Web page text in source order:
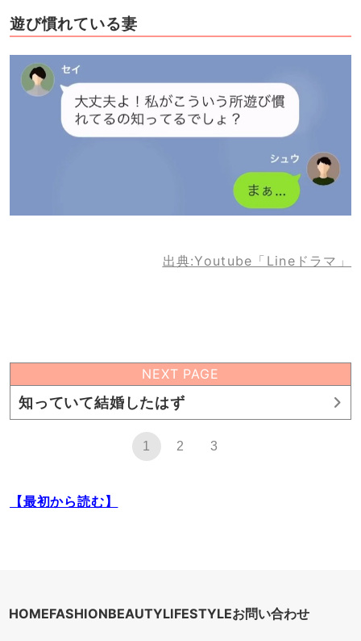
遊び慣れている妻
出典:Youtube「Lineドラマ」
NEXT PAGE
知っていて結婚したはず
1 2 3
【最初から読む】
HOMEFASHIONBEAUTYLIFESTYLEお問い合わせ